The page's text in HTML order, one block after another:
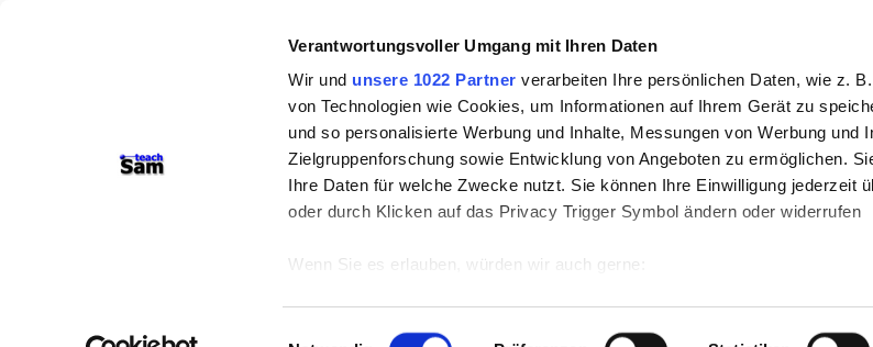
Verantwortungsvoller Umgang mit Ihren Daten
Wir und unsere 1022 Partner verarbeiten Ihre persönlichen Daten, wie z.
von Technologien wie Cookies, um Informationen auf Ihrem Gerät zu
und so personalisierte Werbung und Inhalte, Messungen von Werbung und
Zielgruppenforschung sowie Entwicklung von Angeboten zu ermöglichen.
Ihre Daten für welche Zwecke nutzt. Sie können Ihre Einwilligung jederzeit
oder durch Klicken auf das Privacy Trigger Symbol ändern oder widerrufen
Wenn Sie es erlauben, würden wir auch gerne:
Ihr Gerät durch aktives Scannen nach bestimmten Merkmalen
Einwilligungsauswahl